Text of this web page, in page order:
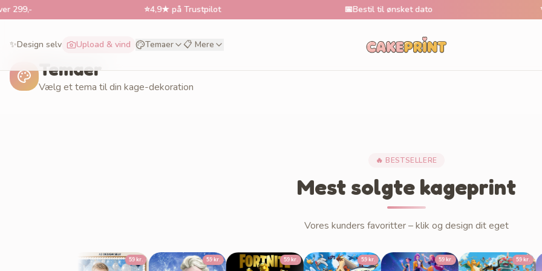
4,9★ på Trustpilot Bestil til ønsket dato
✨Design selv Upload & vind Temaer 📋 Mere
Temaer
Vælg et tema til din kage-dekoration
🔥 BESTSELLERE
Mest solgte kageprint
Vores kunders favoritter – klik og design dit eget
59 kr. 59 kr. 59 kr. 59 kr. 59 kr. 59 kr.